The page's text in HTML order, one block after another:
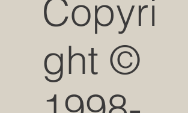
Copyri
ght ©